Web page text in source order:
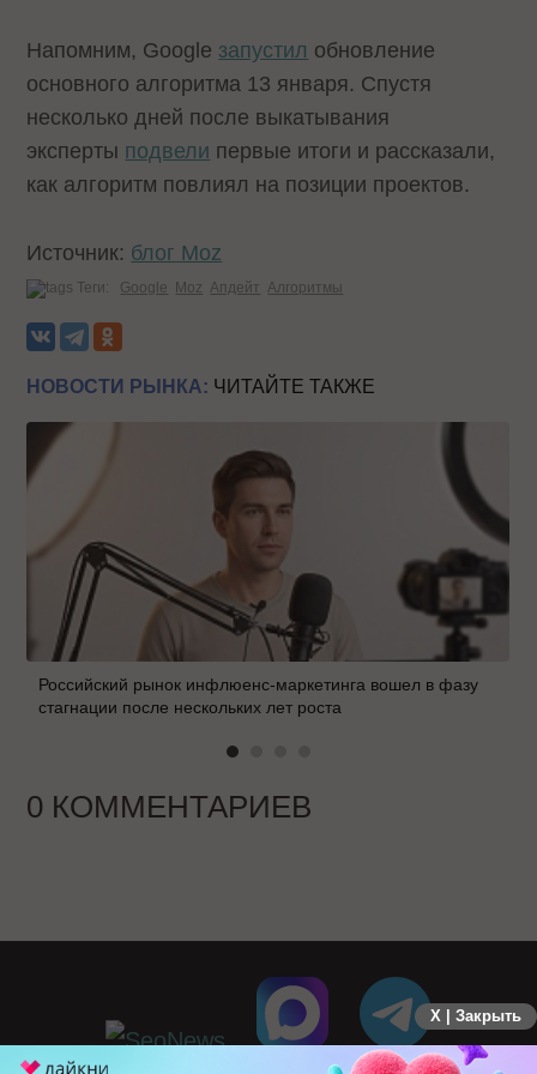
Напомним, Google запустил обновление
основного алгоритма 13 января. Спустя
несколько дней после выкатывания
эксперты подвели первые итоги и рассказали,
как алгоритм повлиял на позиции проектов.
Источник: блог Moz
Теги: Google Moz Апдейт Алгоритмы
НОВОСТИ РЫНКА: ЧИТАЙТЕ ТАКЖЕ
Российский рынок инфлюенс-маркетинга вошел в фазу
стагнации после нескольких лет роста
0 КОММЕНТАРИЕВ
X | Закрыть